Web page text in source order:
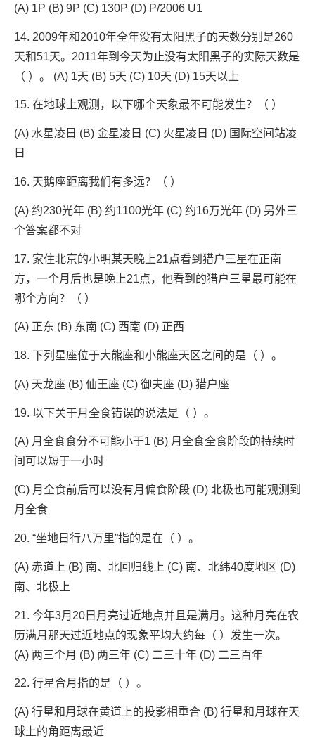
(A) 1P (B) 9P (C) 130P (D) P/2006 U1
14. 2009年和2010年全年没有太阳黑子的天数分别是260
天和51天。2011年到今天为止没有太阳黑子的实际天数是
（ ）。 (A) 1天 (B) 5天 (C) 10天 (D) 15天以上
15. 在地球上观测，以下哪个天象最不可能发生？（ ）
(A) 水星凌日 (B) 金星凌日 (C) 火星凌日 (D) 国际空间站凌
日
16. 天鹅座距离我们有多远？（ ）
(A) 约230光年 (B) 约1100光年 (C) 约16万光年 (D) 另外三
个答案都不对
17. 家住北京的小明某天晚上21点看到猎户三星在正南
方，一个月后也是晚上21点，他看到的猎户三星最可能在
哪个方向？（ ）
(A) 正东 (B) 东南 (C) 西南 (D) 正西
18. 下列星座位于大熊座和小熊座天区之间的是（ ）。
(A) 天龙座 (B) 仙王座 (C) 御夫座 (D) 猎户座
19. 以下关于月全食错误的说法是（ ）。
(A) 月全食食分不可能小于1 (B) 月全食全食阶段的持续时
间可以短于一小时
(C) 月全食前后可以没有月偏食阶段 (D) 北极也可能观测到
月全食
20. “坐地日行八万里”指的是在（ ）。
(A) 赤道上 (B) 南、北回归线上 (C) 南、北纬40度地区 (D)
南、北极上
21. 今年3月20日月亮过近地点并且是满月。这种月亮在农
历满月那天过近地点的现象平均大约每（ ）发生一次。
(A) 两三个月 (B) 两三年 (C) 二三十年 (D) 二三百年
22. 行星合月指的是（ ）。
(A) 行星和月球在黄道上的投影相重合 (B) 行星和月球在天
球上的角距离最近